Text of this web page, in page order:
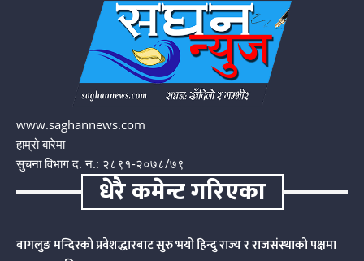
www.saghannews.com
हाम्रो बारेमा
सुचना विभाग द. न.: २८९१-२०७८/७९
धेरै कमेन्ट गरिएका
बागलुङ मन्दिरको प्रवेशद्धारबाट सुरु भयो हिन्दु राज्य र राजसंस्थाको पक्षमा